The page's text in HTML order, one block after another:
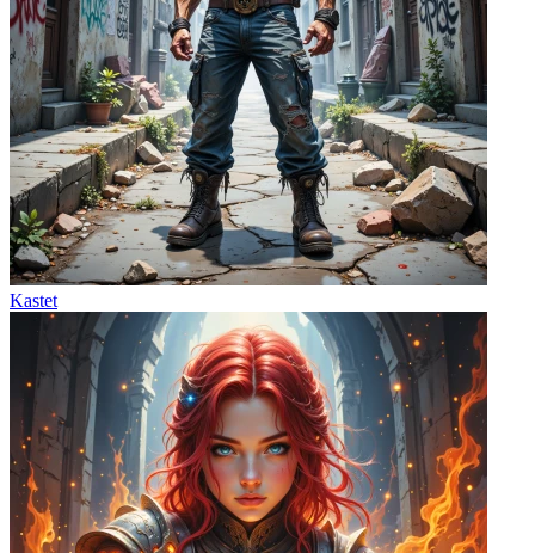
Kastet